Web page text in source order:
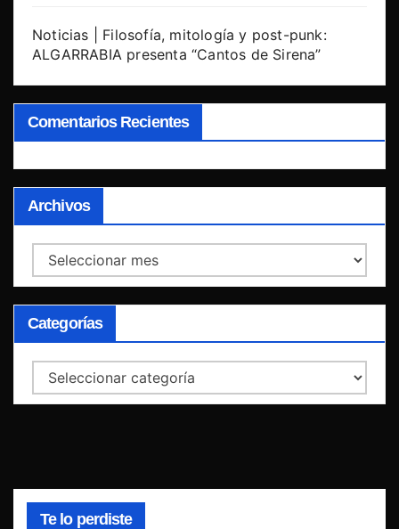
Noticias | Filosofía, mitología y post-punk:
ALGARRABIA presenta “Cantos de Sirena”
Comentarios Recientes
Archivos
Archivos
Categorías
Categorías
Te lo perdiste